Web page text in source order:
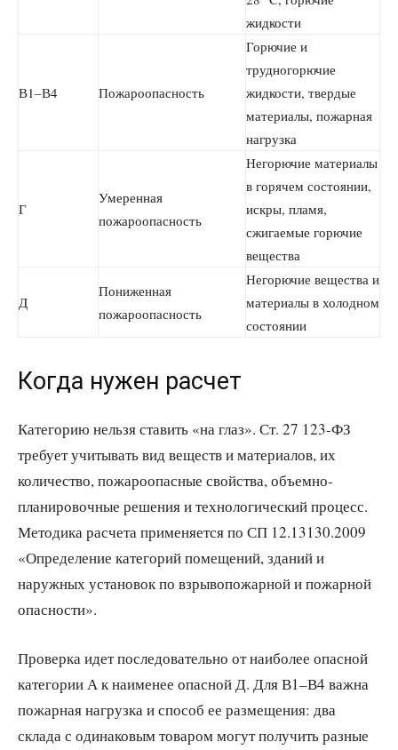
жидкости
В1–В4 Пожароопасность
Горючие и
трудногорючие
жидкости, твердые
материалы, пожарная
нагрузка
Г
Умеренная
пожароопасность
Негорючие материалы
в горячем состоянии,
искры, пламя,
сжигаемые горючие
вещества
Д
Пониженная
пожароопасность
Негорючие вещества и
материалы в холодном
состоянии
Когда нужен расчет
Категорию нельзя ставить «на глаз». Ст. 27 123-ФЗ
требует учитывать вид веществ и материалов, их
количество, пожароопасные свойства, объемно-
планировочные решения и технологический процесс.
Методика расчета применяется по СП 12.13130.2009
«Определение категорий помещений, зданий и
наружных установок по взрывопожарной и пожарной
опасности».
Проверка идет последовательно от наиболее опасной
категории А к наименее опасной Д. Для В1–В4 важна
пожарная нагрузка и способ ее размещения: два
склада с одинаковым товаром могут получить разные